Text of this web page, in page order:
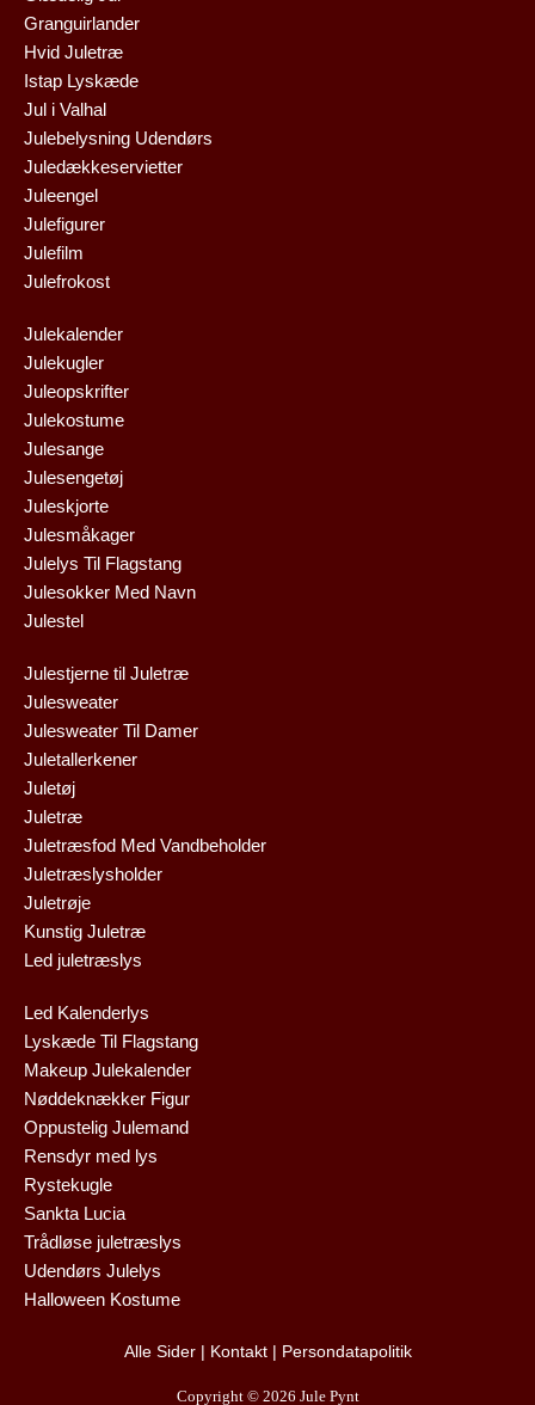
Granguirlander
Hvid Juletræ
Istap Lyskæde
Jul i Valhal
Julebelysning Udendørs
Juledækkeservietter
Juleengel
Julefigurer
Julefilm
Julefrokost
Julekalender
Julekugler
Juleopskrifter
Julekostume
Julesange
Julesengetøj
Juleskjorte
Julesmåkager
Julelys Til Flagstang
Julesokker Med Navn
Julestel
Julestjerne til Juletræ
Julesweater
Julesweater Til Damer
Juletallerkener
Juletøj
Juletræ
Juletræsfod Med Vandbeholder
Juletræslysholder
Juletrøje
Kunstig Juletræ
Led juletræslys
Led Kalenderlys
Lyskæde Til Flagstang
Makeup Julekalender
Nøddeknækker Figur
Oppustelig Julemand
Rensdyr med lys
Rystekugle
Sankta Lucia
Trådløse juletræslys
Udendørs Julelys
Halloween Kostume
Alle Sider| Kontakt| Persondatapolitik
Copyright © 2026 Jule Pynt